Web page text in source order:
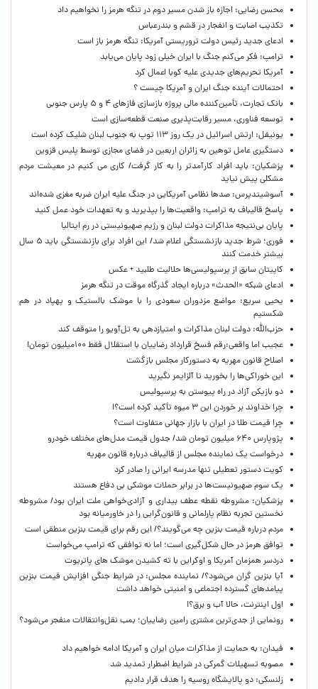
محسن رضایی: اجازه باز شدن مسیر دوم در تنگه هرمز را نخواهیم داد
تکذیب اصابت و انفجار در قشم و بندرعباس
ادعای جدید رئیس دولت تروریستی آمریکا: تنگه هرمز باز است
ترامپ: فکر می‌کنم جنگ با ایران خیلی زود پایان می‌یابد
آمریکا تحریم‌های جدیدی علیه کوبا اعمال کرد
احتمالات آینده جنگ ایران و آمریکا چیست ؟
بانک تجارت، تأمین‌کننده مالی پروژه بازسازی فازهای ۴ و ۵ پارس جنوبی
توسعه فناوری، مسیر رقابت‌پذیری صنعت قطعه‌سازی است
یونیفل: ارتش اسرائیل در یک روز ۱۱۳ توپ به جنوب لبنان شلیک کرده است
دستگیری عامل توهین به زائران اربعین در فضای مجازی توسط پلیس قزوین
پزشکیان: باید افراد کارآمدتر را به کار گرفت/ کاری می کنیم در معیشت مردم
مشکلی پیش نیاید
آسوشیتدپرس: صدها نظامی آمریکایی در جنگ علیه ایران ضربه مغزی شده‌اند
پاسخ قالیباف به ترامپ: واقعیت‌ها را بپذیرید و به تعهدات خود عمل کنید
پایان بی‌نتیجه مذاکرات دولت لبنان و رژیم صهیونیستی در رم ایتالیا
فوری؛ شرط جدید بازنشستگی اعلام شد/ این افراد برای بازنشستگی باید ۵ سال
بیشتر خدمت کنند
کاپیتان سابق از پرسپولیسی‌ها حلالیت طلبید + عکس
ادعای شبکه «الحدث» درباره ایجاد گذرگاه موقت در تنگه هرمز
یحیی سریع: مواضع مزدوران سعودی را با موشک بالستیک و پهپاد در هم
شکستیم
حزب‌الله: دولت لبنان مذاکرات و امتیازدهی به تل‌آویو را متوقف کند
عجیب اما واقعی:رقم فسخ قرارداد رضاییان با استقلال فقط ۱۰۰میلیون تومان!
اصلاح قانون مهریه به دستورکار مجلس بازگشت
این خوراکی‌ها را بخورید تا آلزایمر نگیرید
دو بازیکن آزاد در راه پیوستن به پرسپولیس
چرا خداوند بر خوردن این ۳ میوه تأکید کرده است؟!
چرا قیمت طلا در ایران با بازار جهانی متفاوت است؟
پژوپارس ۶۴۰ میلیون تومان شد/ جدول قیمت مدل‌های مختلف خودرو
درخواست یک نماینده مجلس از قالیباف درباره قانون مهریه
کویت دستور تعطیلی تنها مدرسه ایرانی را صادر کرد
یک‌ سوم صهیونیست‌ها در برابر حملات موشکی بی دفاع هستند
پزشکیان: مشروطه نقطه عطف بیداری و آزادی‌خواهی ملت ایران بود/ مشروطه
نخستین تجربه نظام پارلمانی و قانون‌گرایی را در خاورمیانه بود
مردم درباره قیمت بنزین چه می‌گویند؟/ این رقم برای قیمت بنزین منطقی است
توافق هرمز در حال شکل‌گیری است؛ اما نه توافقی که ترامپ می‌خواست
دردسر همزمان آمریکا و اوکراین با ته کشیدن موشک های پاتریوت
آیا بنزین گران می‌شود؟/ نماینده مجلس: در شرایط جنگی افزایش قیمت بنزین
پیامدهای گسترده اجتماعی و امنیتی خواهد داشت
اول اینترنت، حالا آب و برق؟!
رونمایی از جدی‌ترین مشتری رامین رضاییان؛ بمب نقل‌وانتقالات منفجر می‌شود؟
فیدان: به حمایت از مذاکرات میان ایران و آمریکا ادامه خواهیم داد
مصوبه تسهیلات گمرکی در شرایط اضطرار تمدید شد
زلنسکی: دو پالایشگاه روسیه را هدف قرار دادیم